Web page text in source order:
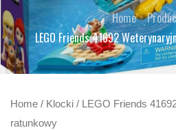
Home
LEGO Friends 41692
Home / Klocki / LEGO Friends
ratunkowy